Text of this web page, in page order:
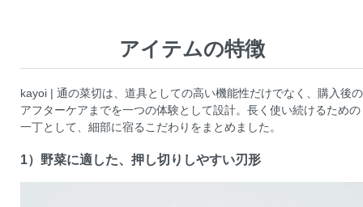
アイテムの特徴
kayoi | 通の菜切は、道具としての高い機能性だけでなく、購入後の
アフターケアまでを一つの体験として設計。長く使い続けるための
一丁として、細部に宿るこだわりをまとめました。
1）野菜に適した、押し切りしやすい刃形